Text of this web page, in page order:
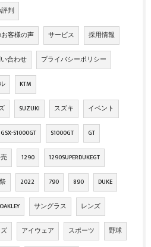
評判
お客様の声 サービス 採用情報
合わせ プライバシーポリシー
KTM
SUZUKI スズキ イベント
GSX-S1000GT S1000GT GT
1290 1290SUPERDUKEGT
2022 790 890 DUKE
OAKLEY サングラス レンズ
アイウェア スポーツ 野球